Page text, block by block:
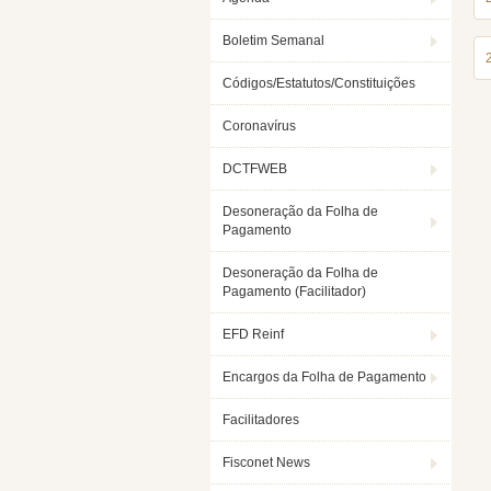
Boletim Semanal
Códigos/Estatutos/Constituições
Coronavírus
DCTFWEB
Desoneração da Folha de
Pagamento
Desoneração da Folha de
Pagamento (Facilitador)
EFD Reinf
Encargos da Folha de Pagamento
Facilitadores
Fisconet News